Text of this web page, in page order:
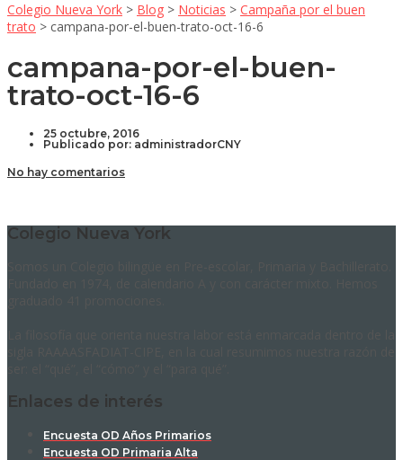
Colegio Nueva York > Blog > Noticias > Campaña por el buen
trato > campana-por-el-buen-trato-oct-16-6
campana-por-el-buen-
trato-oct-16-6
25 octubre, 2016
Publicado por: administradorCNY
No hay comentarios
Colegio Nueva York
Enlaces de interés
Encuesta OD Años Primarios
Encuesta OD Primaria Alta